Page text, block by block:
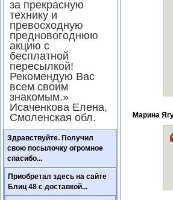
за прекрасную
технику и
превосходную
предновогоднюю
акцию с
бесплатной
пересылкой!
Рекомендую Вас
всем своим
знакомым.»
Исаченкова Елена,
Смоленская обл.
Здравствуйте. Получил
свою посылочку огромное
спасибо...
Приобретал здесь на сайте
Блиц 48 с доставкой...
Марина